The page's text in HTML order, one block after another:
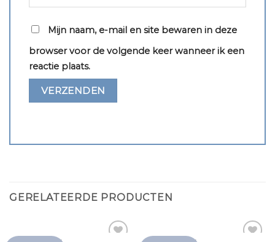
Mijn naam, e-mail en site bewaren in deze
browser voor de volgende keer wanneer ik een
reactie plaats.
GERELATEERDE PRODUCTEN